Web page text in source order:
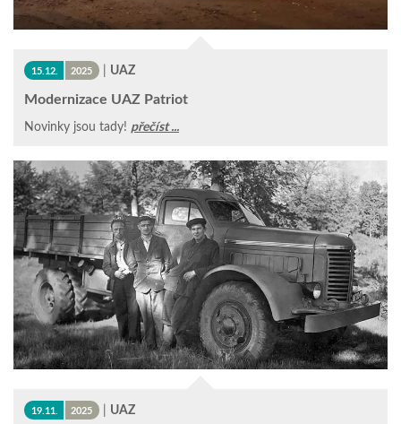
15.12. 2025 | UAZ
Modernizace UAZ Patriot
Novinky jsou tady! přečíst ...
19.11. 2025 | UAZ